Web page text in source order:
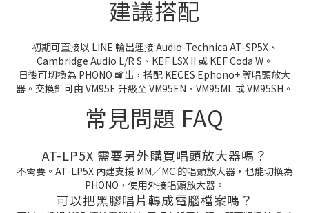
建議搭配
初期可直接以 LINE 輸出連接 Audio-Technica AT-SP5X、
Cambridge Audio L/R S、KEF LSX II 或 KEF Coda W。
日後可切換為 PHONO 輸出，搭配 KECES Ephono+ 等唱頭放大
器。交換針可由 VM95E 升級至 VM95EN、VM95ML 或 VM95SH。
常見問題 FAQ
AT-LP5X 需要另外購買唱頭放大器嗎？
不需要。AT-LP5X 內建支援 MM／MC 的唱頭放大器，也能切換為
PHONO，使用外接唱頭放大器。
可以把黑膠唱片轉成電腦檔案嗎？